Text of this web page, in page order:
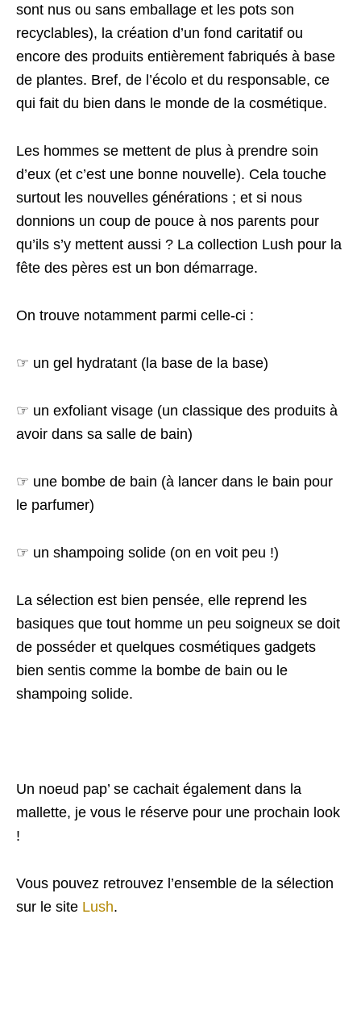
sont nus ou sans emballage et les pots son
recyclables), la création d’un fond caritatif ou
encore des produits entièrement fabriqués à base
de plantes. Bref, de l’écolo et du responsable, ce
qui fait du bien dans le monde de la cosmétique.
Les hommes se mettent de plus à prendre soin
d’eux (et c’est une bonne nouvelle). Cela touche
surtout les nouvelles générations ; et si nous
donnions un coup de pouce à nos parents pour
qu’ils s’y mettent aussi ? La collection Lush pour la
fête des pères est un bon démarrage.
On trouve notamment parmi celle-ci :
☞ un gel hydratant (la base de la base)
☞ un exfoliant visage (un classique des produits à
avoir dans sa salle de bain)
☞ une bombe de bain (à lancer dans le bain pour
le parfumer)
☞ un shampoing solide (on en voit peu !)
La sélection est bien pensée, elle reprend les
basiques que tout homme un peu soigneux se doit
de posséder et quelques cosmétiques gadgets
bien sentis comme la bombe de bain ou le
shampoing solide.
Un noeud pap’ se cachait également dans la
mallette, je vous le réserve pour une prochain look
!
Vous pouvez retrouvez l’ensemble de la sélection
sur le site Lush.